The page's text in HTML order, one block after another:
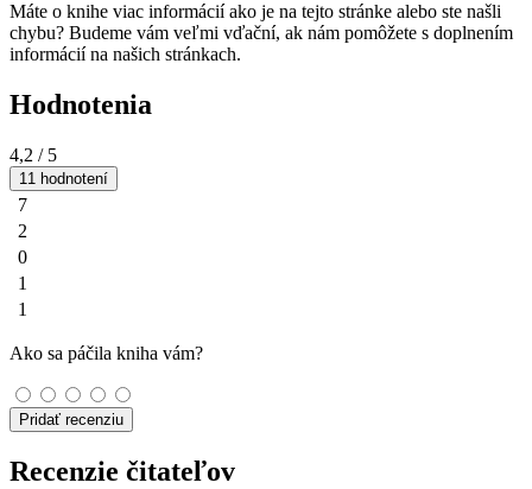
Máte o knihe viac informácií ako je na tejto stránke alebo ste našli
chybu? Budeme vám veľmi vďační, ak nám pomôžete s doplnením
informácií na našich stránkach.
Hodnotenia
4,2 / 5
11 hodnotení
7
2
0
1
1
Ako sa páčila kniha vám?
Pridať recenziu
Recenzie čitateľov